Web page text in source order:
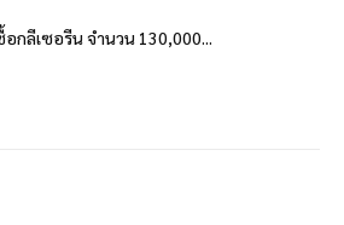
อกลีเซอรีน จำนวน 130,000...